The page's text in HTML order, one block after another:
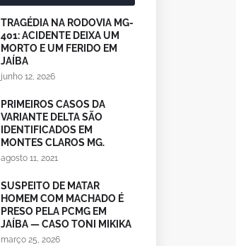
TRAGÉDIA NA RODOVIA MG-
401: ACIDENTE DEIXA UM
MORTO E UM FERIDO EM
JAÍBA
junho 12, 2026
PRIMEIROS CASOS DA
VARIANTE DELTA SÃO
IDENTIFICADOS EM
MONTES CLAROS MG.
agosto 11, 2021
SUSPEITO DE MATAR
HOMEM COM MACHADO É
PRESO PELA PCMG EM
JAÍBA — CASO TONI MIKIKA
março 25, 2026